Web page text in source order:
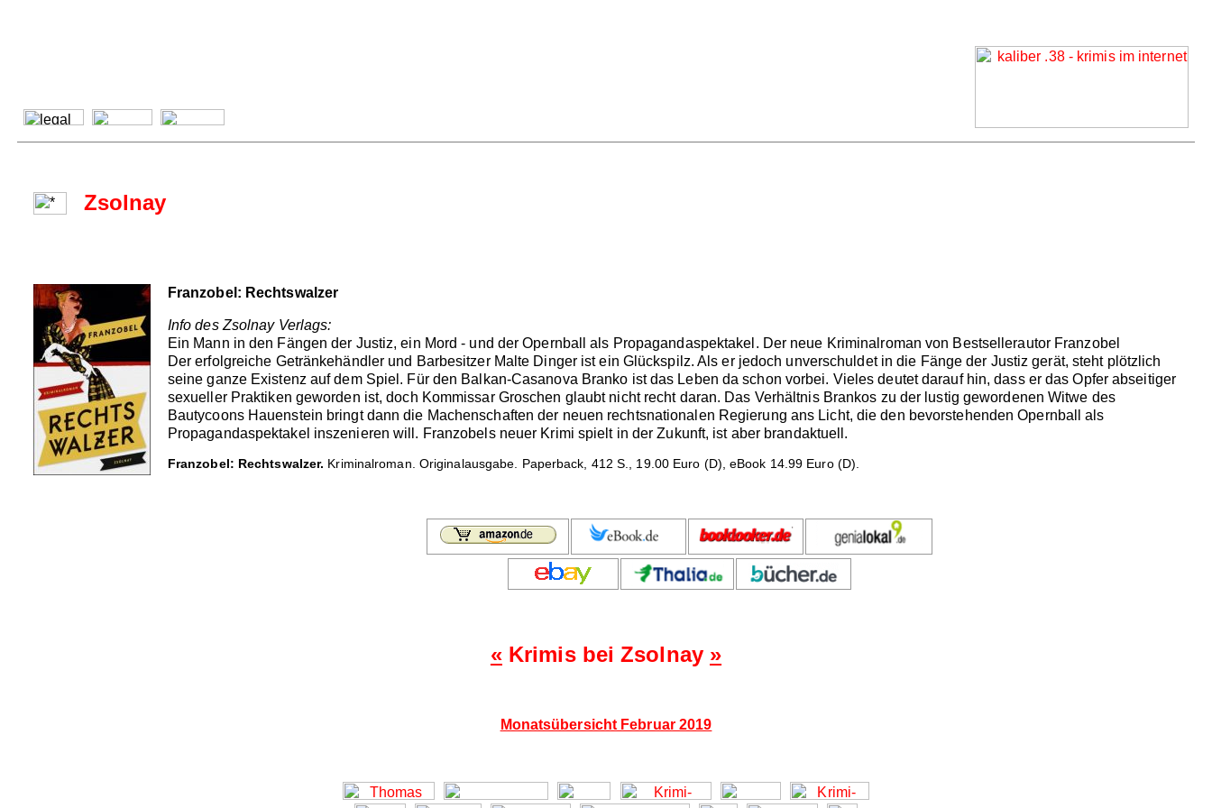
Zsolnay
Franzobel: Rechtswalzer
Info des Zsolnay Verlags:
Ein Mann in den Fängen der Justiz, ein Mord - und der Opernball als Propagandaspektakel. Der neue Kriminalroman von Bestsellerautor Franzobel
Der erfolgreiche Getränkehändler und Barbesitzer Malte Dinger ist ein Glückspilz. Als er jedoch unverschuldet in die Fänge der Justiz gerät, steht plötzlich
seine ganze Existenz auf dem Spiel. Für den Balkan-Casanova Branko ist das Leben da schon vorbei. Vieles deutet darauf hin, dass er das Opfer abseitiger
sexueller Praktiken geworden ist, doch Kommissar Groschen glaubt nicht recht daran. Das Verhältnis Brankos zu der lustig gewordenen Witwe des
Bautycoons Hauenstein bringt dann die Machenschaften der neuen rechtsnationalen Regierung ans Licht, die den bevorstehenden Opernball als
Propagandaspektakel inszenieren will. Franzobels neuer Krimi spielt in der Zukunft, ist aber brandaktuell.
Franzobel: Rechtswalzer. Kriminalroman. Originalausgabe. Paperback, 412 S., 19.00 Euro (D), eBook 14.99 Euro (D).
«Krimis bei Zsolnay »
Monatsübersicht Februar 2019